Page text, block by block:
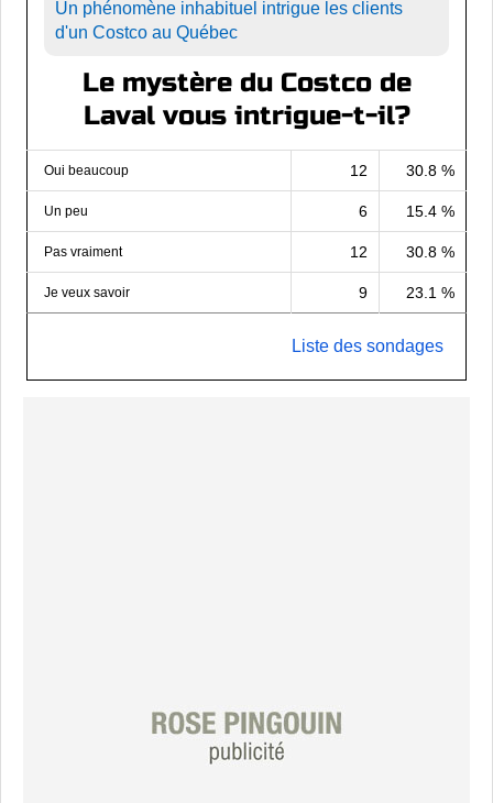
Un phénomène inhabituel intrigue les clients
d'un Costco au Québec
Le mystère du Costco de
Laval vous intrigue-t-il?
Oui beaucoup 12 30.8 %
Un peu 6 15.4 %
Pas vraiment 12 30.8 %
Je veux savoir 9 23.1 %
Liste des sondages